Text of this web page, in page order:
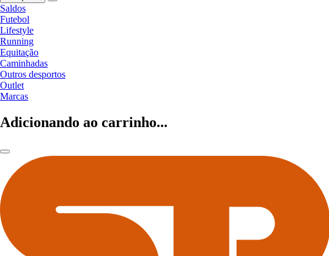
Saldos
Futebol
Lifestyle
Running
Equitação
Caminhadas
Outros desportos
Outlet
Marcas
Adicionando ao carrinho...